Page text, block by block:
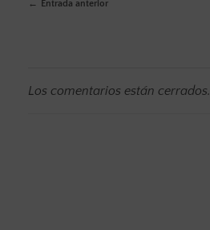
Entrada anterior
Los comentarios están cerrados.